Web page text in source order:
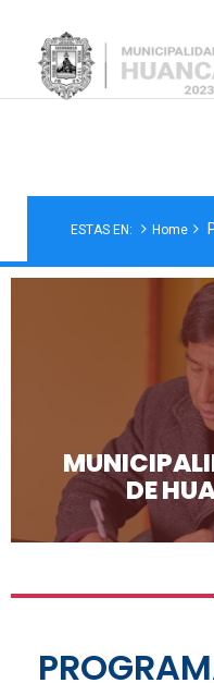
ESTAS EN: Home
DE